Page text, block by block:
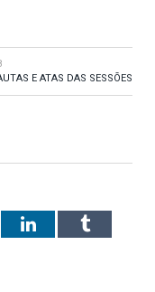
E ATAS DAS SESSÕES
LinkedInTumblr